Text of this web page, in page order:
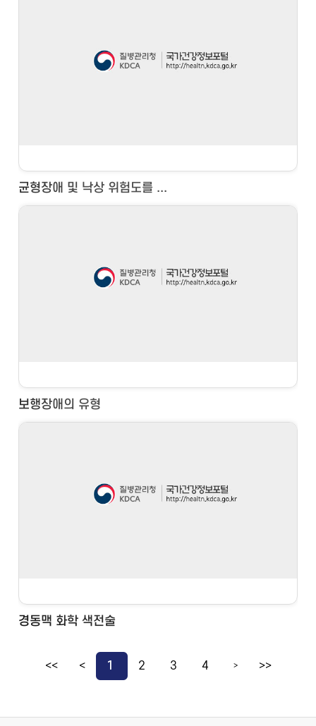
균형장애 및 낙상 위험도를 ...
보행장애의 유형
경동맥 화학 색전술
<< < 1 2 3 4 > >>